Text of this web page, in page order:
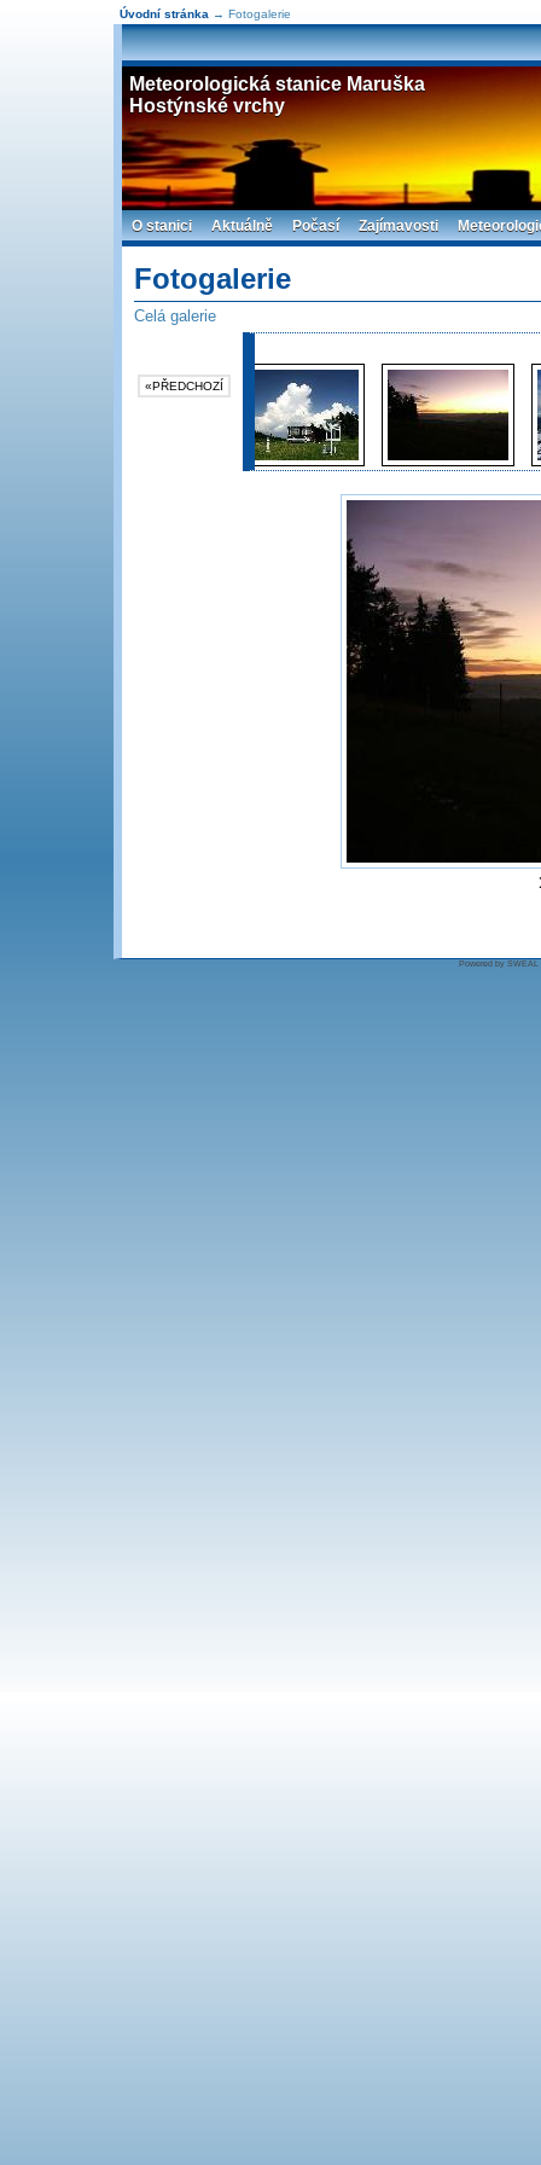
Úvodní stránka → Fotogalerie
Meteorologická stanice Maruška
Hostýnské vrchy
O stanici Aktuálně Počasí Zajímavosti
Fotogalerie
Celá galerie
«PŘEDCHOZÍ
Powered by